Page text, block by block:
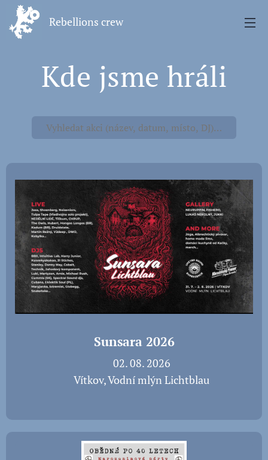
Rebellions crew
Kde jsme hráli
Sunsara 2026
📅 02. 08. 2026
📍 Vítkov, Vodní mlýn Lichtblau